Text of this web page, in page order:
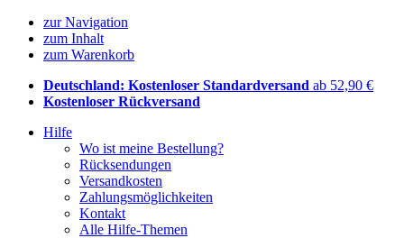
zur Navigation
zum Inhalt
zum Warenkorb
Deutschland: Kostenloser Standardversand ab 52,90 €
Kostenloser Rückversand
Hilfe
Wo ist meine Bestellung?
Rücksendungen
Versandkosten
Zahlungsmöglichkeiten
Kontakt
Alle Hilfe-Themen